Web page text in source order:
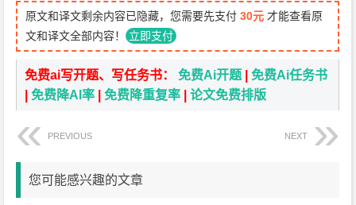
原文和译文剩余内容已隐藏，您需要先支付30元 才能查看原
文和译文全部内容！ 立即支付
免费ai写开题、写任务书：免费Ai开题 |免费Ai任务书
|免费降AI率 |免费降重复率 |论文免费排版
PREVIOUS NEXT
您可能感兴趣的文章